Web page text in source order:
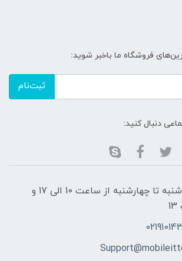
فروشگاه ما باخبر شوید:
ثبت‌نام
دنبال کنید:
زمان پاسخگویی از شنبه تا چهارشنبه از ساعت 10 الی 17 و